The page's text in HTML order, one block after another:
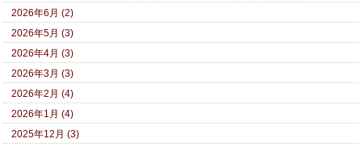
2026年6月 (2)
2026年5月 (3)
2026年4月 (3)
2026年3月 (3)
2026年2月 (4)
2026年1月 (4)
2025年12月 (3)